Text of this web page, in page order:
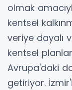
olmak
kentsel
veriye dayalı
kentsel
Avrupa'daki
getiriyor.